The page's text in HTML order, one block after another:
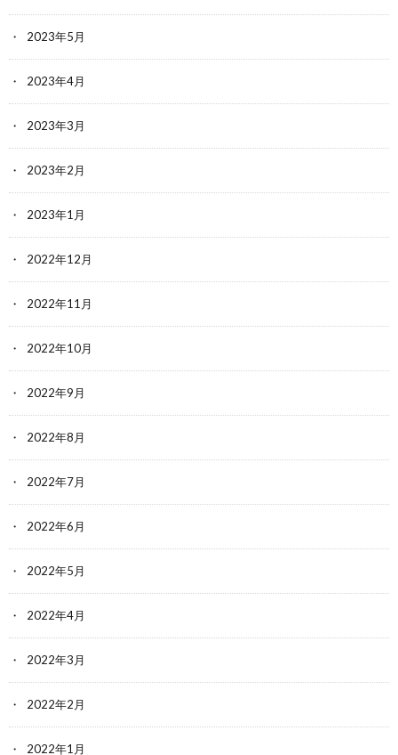
2023年5月
2023年4月
2023年3月
2023年2月
2023年1月
2022年12月
2022年11月
2022年10月
2022年9月
2022年8月
2022年7月
2022年6月
2022年5月
2022年4月
2022年3月
2022年2月
2022年1月